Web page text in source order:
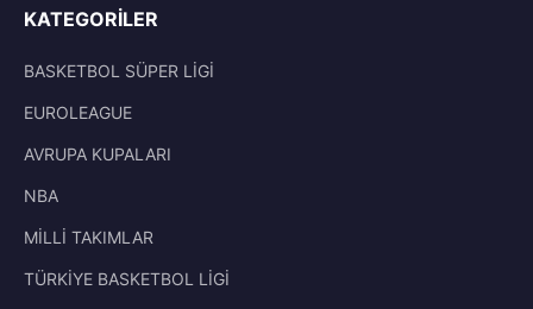
KATEGORILER
BASKETBOL SÜPER LİGİ
EUROLEAGUE
AVRUPA KUPALARI
NBA
MİLLİ TAKIMLAR
TÜRKİYE BASKETBOL LİGİ